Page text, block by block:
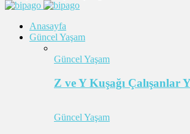
Anasayfa
Güncel Yaşam
Güncel Yaşam
Z ve Y Kuşağı Çalışanlar
Güncel Yaşam